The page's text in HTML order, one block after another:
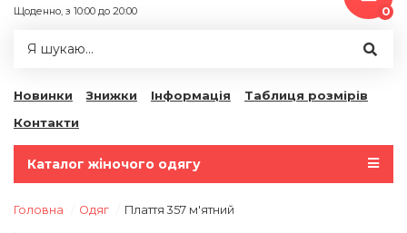
Щоденно, з 10:00 до 20:00 0
Новинки Знижки Інформація
Таблиця розмірів
Контакти
Каталог жіночого одягу
Головна Одяг Плаття 357 м'ятний